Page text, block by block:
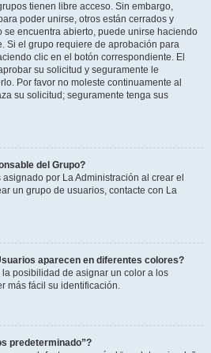
tienen libre acceso. Sin embargo,
poder unirse, otros están cerrados y
se encuentra abierto, puede unirse haciendo
Si el grupo requiere de aprobación para
clic en el botón correspondiente. El
su solicitud y seguramente le
Por favor no moleste continuamente al
su solicitud; seguramente tenga sus
del Grupo?
por La Administración al crear el
un grupo de usuarios, contacte con La
aparecen en diferentes colores?
posibilidad de asignar un color a los
más fácil su identificación.
predeterminado”?